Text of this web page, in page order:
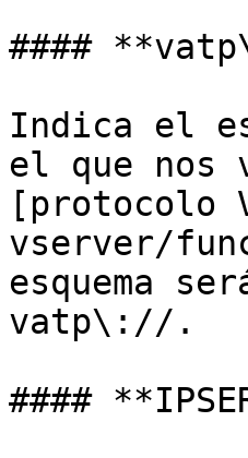
####
Indica el
el que nos
[protocolo
vserver/
esquema
vatp\://.
####